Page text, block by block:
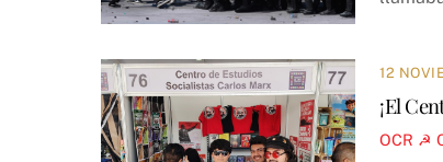
12
¡El
OCR ☭